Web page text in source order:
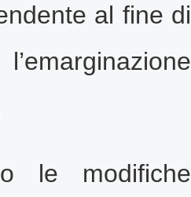
al fine di
le modifiche